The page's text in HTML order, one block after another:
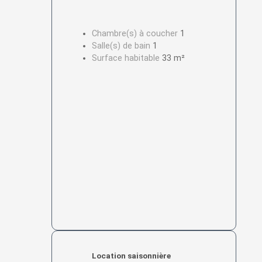
Chambre(s) à coucher 1
Salle(s) de bain 1
Surface habitable 33 m²
Location saisonnière